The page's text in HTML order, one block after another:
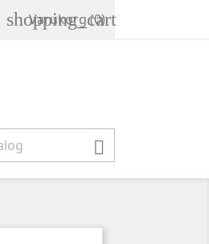
shopping_cart
Varukorg (0)
